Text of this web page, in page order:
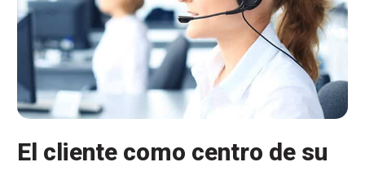
El cliente como centro de su